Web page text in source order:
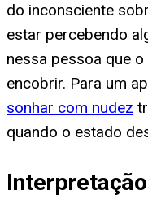
do inconsciente
estar percebendo
nessa pessoa que
encobrir. Para um
sonhar com nudez
quando o estado